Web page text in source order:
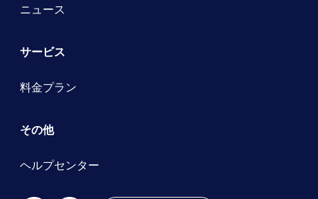
ニュース
サービス
料金プラン
その他
ヘルプセンター